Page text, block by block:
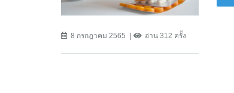
8 กรกฎาคม 2565 อ่าน 312 ครั้ง